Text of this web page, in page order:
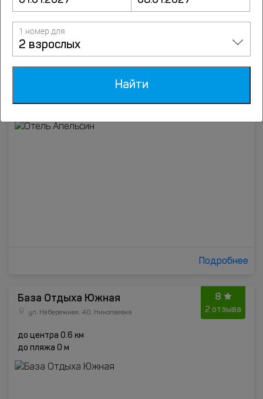
Подробнее
8.3
6 оценок
Отель Апельсин
Подробнее
8
2 отзыва
База Отдыха Южная
ул. Набережная, 40, Николаевка
до центра 0.6 км
до пляжа 0 м
1 номер для
2 взрослых
Найти